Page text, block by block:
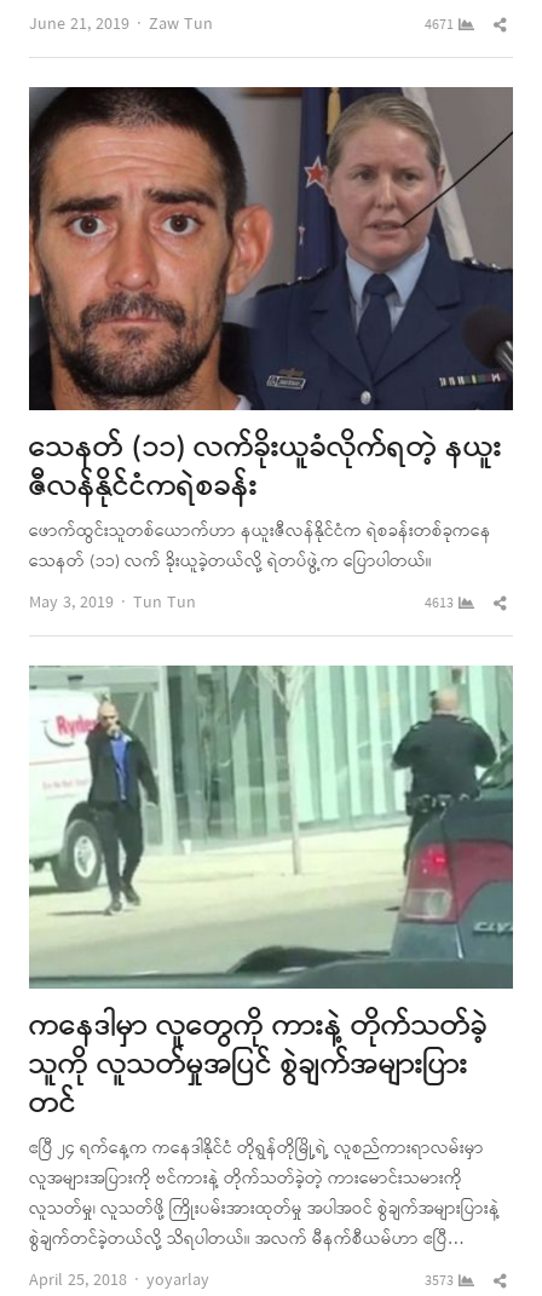
June 21, 2019
Author
Zaw Tun 4671
သေနတ် (၁၁) လက်ခိုးယူခံလိုက်ရတဲ့ နယူး
ဇီလန်နိုင်ငံကရဲစခန်း
ဖောက်ထွင်းသူတစ်ယောက်ဟာ နယူးဇီလန်နိုင်ငံက ရဲစခန်းတစ်ခုကနေ
သေနတ် (၁၁) လက် ခိုးယူခဲ့တယ်လို့ ရဲတပ်ဖွဲ့က ပြောပါတယ်။
May 3, 2019
Author
Tun Tun 4613
ကနေဒါမှာ လူတွေကို ကားနဲ့ တိုက်သတ်ခဲ့
သူကို လူသတ်မှုအပြင် စွဲချက်အများပြား
တင်
ဧပြီ ၂၄ ရက်နေ့က ကနေဒါနိုင်ငံ တိုရွန်တိုမြို့ရဲ့ လူစည်ကားရာလမ်းမှာ
လူအများအပြားကို ဗင်ကားနဲ့ တိုက်သတ်ခဲ့တဲ့ ကားမောင်းသမားကို
လူသတ်မှု၊ လူသတ်ဖို့ ကြိုးပမ်းအားထုတ်မှု အပါအဝင် စွဲချက်အများပြားနဲ့
စွဲချက်တင်ခဲ့တယ်လို့ သိရပါတယ်။ အလက် မီနက်စီယမ်ဟာ ဧပြီ…
April 25, 2018
Author
yoyarlay 3573